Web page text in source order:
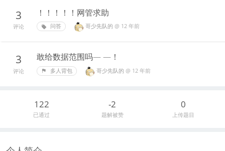
3
评论
！！！！！网管求助
问答 哥少先队的 @ 12 年前
3
评论
敢给数据范围吗— —！
多人背包 哥少先队的 @ 12 年前
122
已通过
-2
题解被赞
0
上传题目